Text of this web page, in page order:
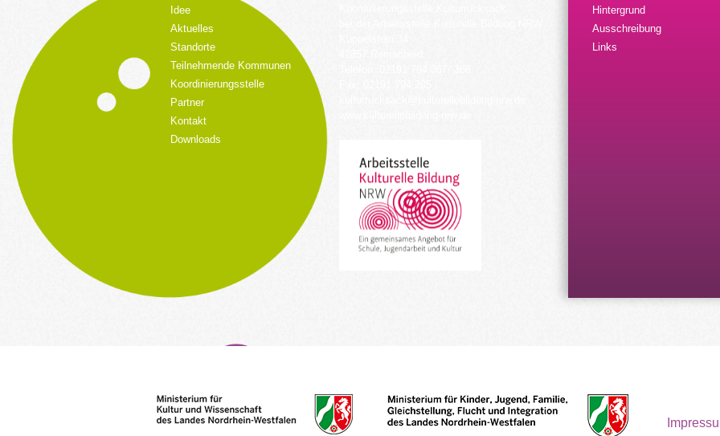
Idee
Aktuelles
Standorte
Teilnehmende Kommunen
Koordinierungsstelle
Partner
Kontakt
Downloads
Hintergrund
Ausschreibung
Links